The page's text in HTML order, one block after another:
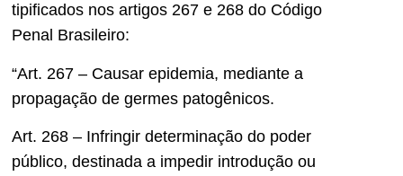
tipificados nos artigos 267 e 268 do Código
Penal Brasileiro:
“Art. 267 – Causar epidemia, mediante a
propagação de germes patogênicos.
Art. 268 – Infringir determinação do poder
público, destinada a impedir introdução ou